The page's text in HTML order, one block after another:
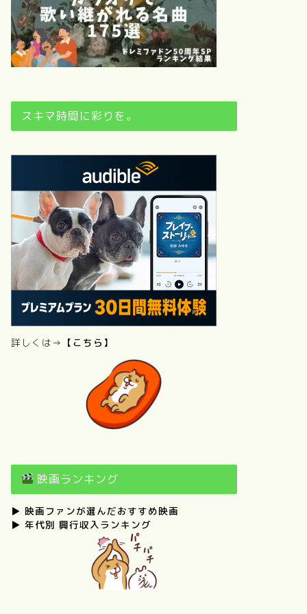
スキマ時間に彩りを。
詳しくは→ 【こちら】
映画ランキング
▶ 映画ファンが選んだおすすめ映画
▶ 年代別 興行収入ランキング